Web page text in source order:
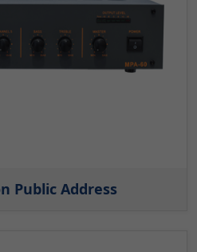
Public Address